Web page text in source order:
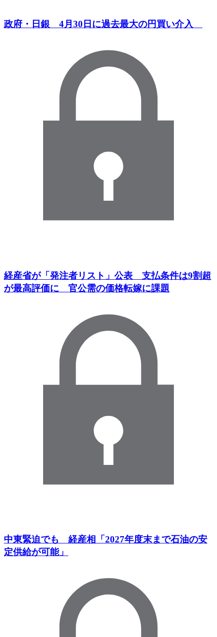
政府・日銀 4月30日に過去最大の円買い介入
経産省が「発注者リスト」公表 支払条件は9割超
が最高評価に 官公需の価格転嫁に課題
中東緊迫でも 経産相「2027年度末まで石油の安
定供給が可能」